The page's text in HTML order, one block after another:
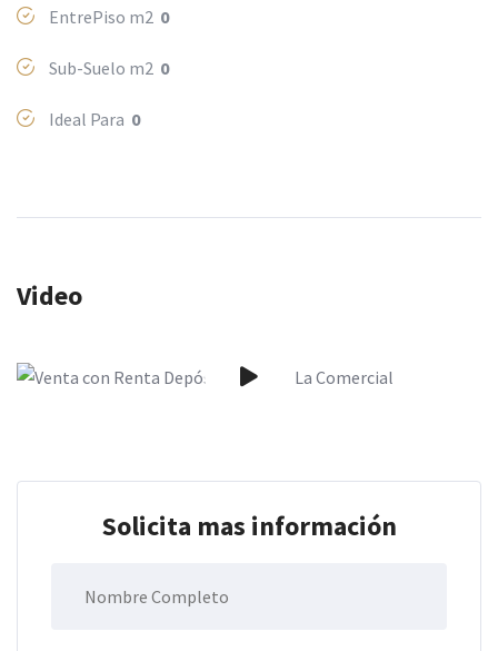
EntrePiso m2 0
Sub-Suelo m2 0
Ideal Para 0
Video
Solicita mas información